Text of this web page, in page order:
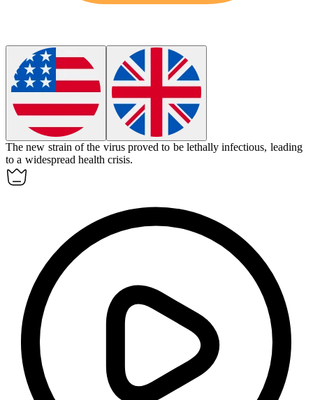
The new strain of the virus proved to be lethally infectious, leading
to a widespread health crisis.